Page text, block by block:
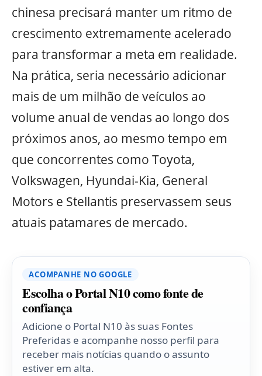
chinesa precisará manter um ritmo de
crescimento extremamente acelerado
para transformar a meta em realidade.
Na prática, seria necessário adicionar
mais de um milhão de veículos ao
volume anual de vendas ao longo dos
próximos anos, ao mesmo tempo em
que concorrentes como Toyota,
Volkswagen, Hyundai-Kia, General
Motors e Stellantis preservassem seus
atuais patamares de mercado.
ACOMPANHE NO GOOGLE
Escolha o Portal N10 como fonte de
confiança
Adicione o Portal N10 às suas Fontes
Preferidas e acompanhe nosso perfil para
receber mais notícias quando o assunto
estiver em alta.